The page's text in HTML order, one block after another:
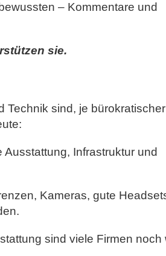
– Kommentare und
sie.
Technik sind, je
Infrastruktur und
Kameras, gute
sind viele Firmen noch